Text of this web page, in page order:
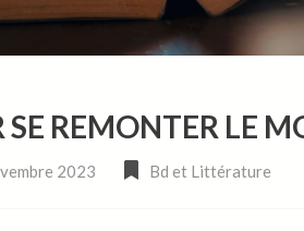
REMONTER LE
2023 Bd et Littérature